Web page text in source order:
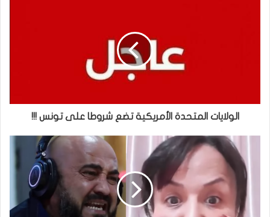
الولايات المتحدة الأمريكية تضع شروطا على تونس !!!